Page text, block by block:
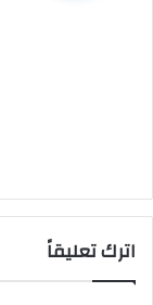
اترك تعليقاً